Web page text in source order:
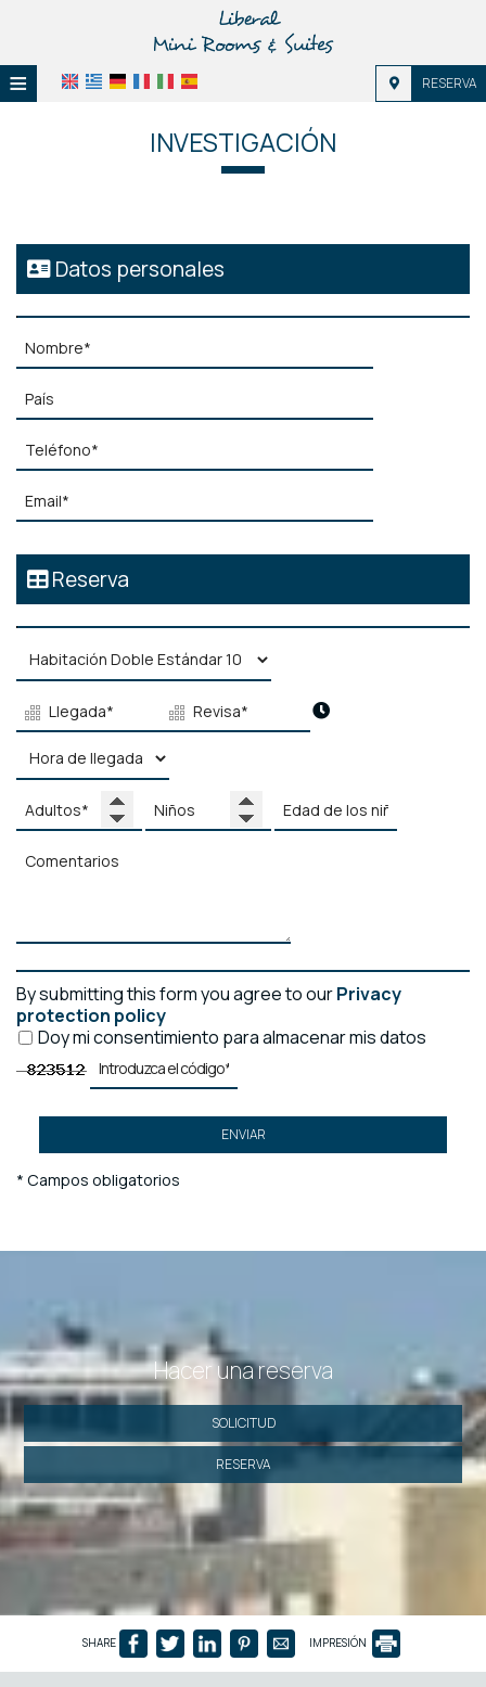
≡ RESERVA
UBICACIÓN
INSTALACIONES
GALERÍA
INVESTIGACIÓN
Datos personales
Reserva
By submitting this form you agree to ourPrivacy
protection policy
Doy mi consentimiento para almacenar mis datos
ENVIAR
* Campos obligatorios
Hacer una reserva
SOLICITUD
RESERVA
SHARE IMPRESIÓN